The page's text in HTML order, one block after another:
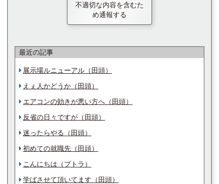
不適切な内容を含むた
め通報する
最近の記事
展示場ルニューアル（田頭）
えぇ人かどうか（田頭）
エアコンの効きが悪い方へ（田頭）
反省の日々ですが（田頭）
迷ったらやる（田頭）
初めての就職先（田頭）
こんにちは（プトラ）
学ばさせて頂いてます（田頭）